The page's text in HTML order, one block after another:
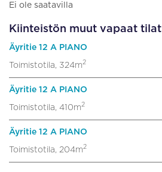
Ei ole saatavilla
Kiinteistön muut vapaat tilat
Äyritie 12 A PIANO
Toimistotila, 324m2
Äyritie 12 A PIANO
Toimistotila, 410m2
Äyritie 12 A PIANO
Toimistotila, 204m2